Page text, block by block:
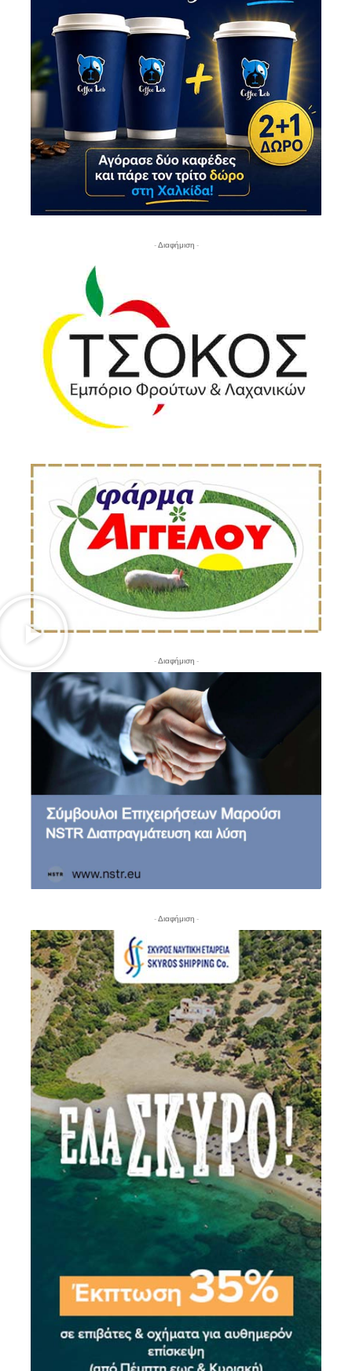
- Διαφήμιση -
- Διαφήμιση -
- Διαφήμιση -